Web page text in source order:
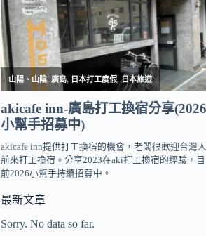
最新文章
Sorry. No data so far.